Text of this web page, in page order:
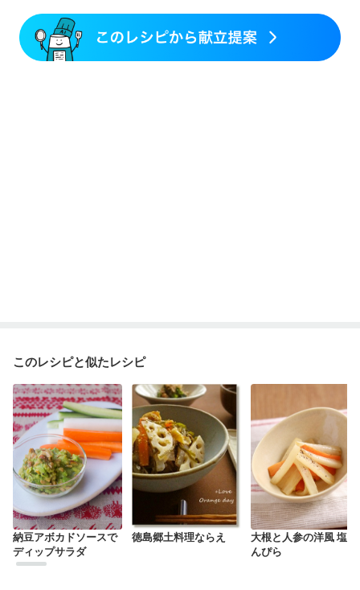
消化不良
妊婦健診・体重増加が気になる（初期）
妊婦健診・血圧が気になる（初期）
このレシピと似たレシピ
納豆アボカドソースで
ディップサラダ
徳島郷土料理ならえ
大根と人参の洋風 塩き
んぴら